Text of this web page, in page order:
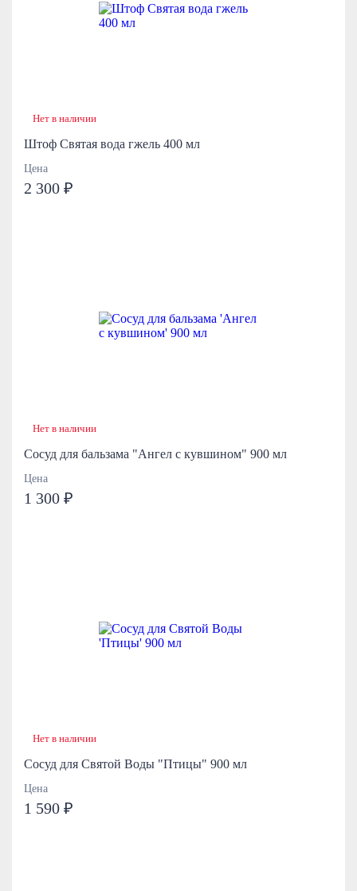
Нет в наличии
Штоф Святая вода гжель 400 мл
Цена
2 300 ₽
Нет в наличии
Сосуд для бальзама "Ангел с кувшином" 900 мл
Цена
1 300 ₽
Нет в наличии
Сосуд для Святой Воды "Птицы" 900 мл
Цена
1 590 ₽